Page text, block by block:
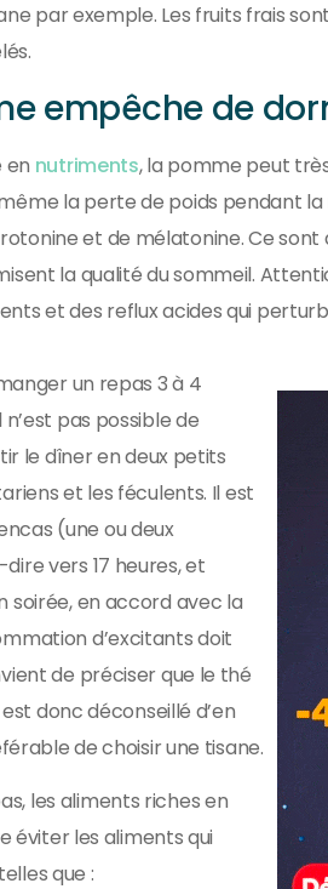
par exemple. Les fruits frais
empêche de
en nutriments, la pomme peut
la perte de poids pendant la
et de mélatonine. Ce
la qualité du sommeil.
et des reflux acides qui
un repas 3 à 4
n’est pas possible de
le dîner en deux petits
et les féculents. Il est
(une ou deux
vers 17 heures, et
soirée, en accord avec la
d’excitants doit
de préciser que le thé
donc déconseillé d’en
de choisir une tisane.
les aliments riches en
éviter les aliments qui
que :